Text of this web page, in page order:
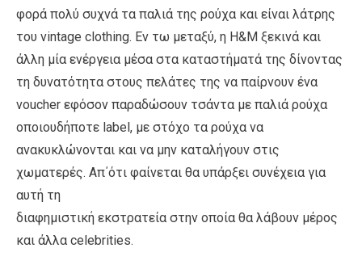
φορά πολύ συχνά τα παλιά της ρούχα και είναι λάτρης
του vintage clothing. Eν τω μεταξύ, η Η&Μ ξεκινά και
άλλη μία ενέργεια μέσα στα καταστήματά της δίνοντας
τη δυνατότητα στους πελάτες της να παίρνουν ένα
voucher εφόσον παραδώσουν τσάντα με παλιά ρούχα
οποιουδήποτε label, με στόχο τα ρούχα να
ανακυκλώνονται και να μην καταλήγουν στις
χωματερές. Απ΄ότι φαίνεται θα υπάρξει συνέχεια για
αυτή τη
διαφημιστική εκστρατεία στην οποία θα λάβουν μέρος
και άλλα celebrities.